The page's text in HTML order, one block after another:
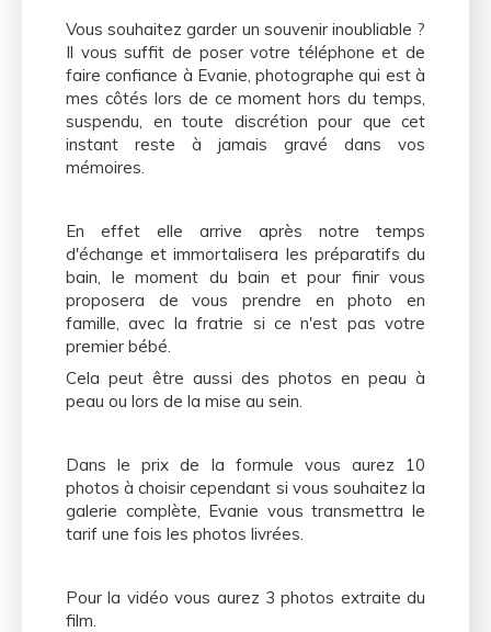
Vous souhaitez garder un souvenir inoubliable ?
Il vous suffit de poser votre téléphone et de
faire confiance à Evanie, photographe qui est à
mes côtés lors de ce moment hors du temps,
suspendu, en toute discrétion pour que cet
instant reste à jamais gravé dans vos
mémoires.
En effet elle arrive après notre temps
d'échange et immortalisera les préparatifs du
bain, le moment du bain et pour finir vous
proposera de vous prendre en photo en
famille, avec la fratrie si ce n'est pas votre
premier bébé.
Cela peut être aussi des photos en peau à
peau ou lors de la mise au sein.
Dans le prix de la formule vous aurez 10
photos à choisir cependant si vous souhaitez la
galerie complète, Evanie vous transmettra le
tarif une fois les photos livrées.
Pour la vidéo vous aurez 3 photos extraite du
film.